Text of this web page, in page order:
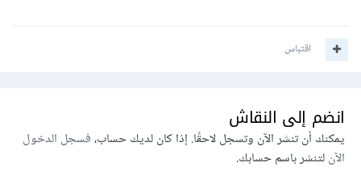
اقتباس
انضم إلى النقاش
يمكنك أن تنشر الآن وتسجل لاحقًا. إذا كان لديك حساب،فسجل الدخول
الآنلتنشر باسم حسابك.